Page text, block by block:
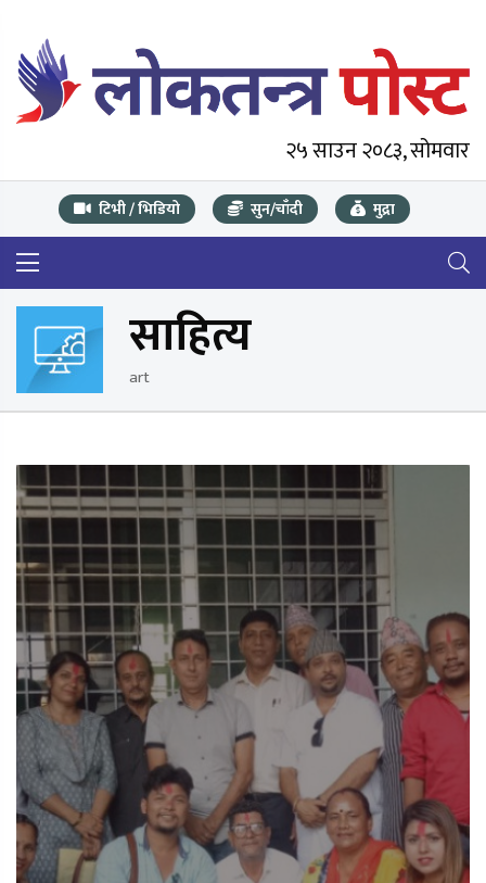
२५ साउन २०८३, सोमवार
टिभी / भिडियो सुन/चाँदी मुद्रा
साहित्य
art